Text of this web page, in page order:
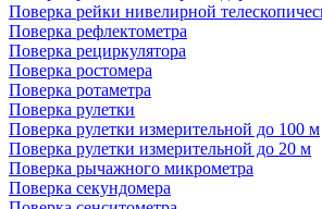
Поверка рейки нивелирной
Поверка рефлектометра
Поверка рециркулятора
Поверка ростомера
Поверка ротаметра
Поверка рулетки
Поверка рулетки измерительной до 100 м
Поверка рулетки измерительной до 20 м
Поверка рычажного микрометра
Поверка секундомера